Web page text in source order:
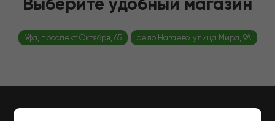
Уфа, проспект Октября, 65 село Нагаево, улица Мира, 9А